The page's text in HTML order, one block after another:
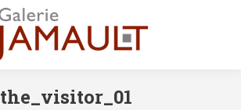
the_visitor_01